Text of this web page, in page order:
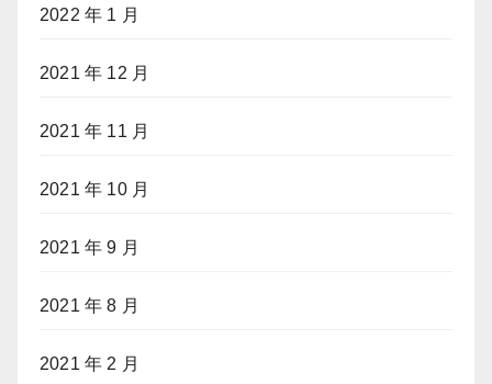
2022 年 1 月
2021 年 12 月
2021 年 11 月
2021 年 10 月
2021 年 9 月
2021 年 8 月
2021 年 2 月